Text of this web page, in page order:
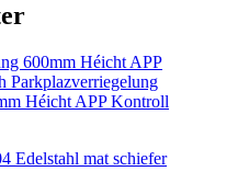
Héicht APP Kontroll